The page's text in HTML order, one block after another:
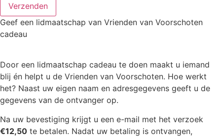
Verzenden
Geef een lidmaatschap van Vrienden van Voorschoten
cadeau
Door een lidmaatschap cadeau te doen maakt u iemand
blij én helpt u de Vrienden van Voorschoten. Hoe werkt
het? Naast uw eigen naam en adresgegevens geeft u de
gegevens van de ontvanger op.
Na uw bevestiging krijgt u een e-mail met het verzoek
€12,50 te betalen. Nadat uw betaling is ontvangen,